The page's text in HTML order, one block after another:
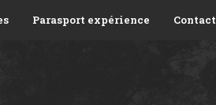
Parasport expérience Contact